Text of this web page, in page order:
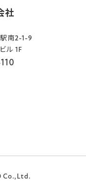
社
南2-1-9
ル 1F
Co.,Ltd.